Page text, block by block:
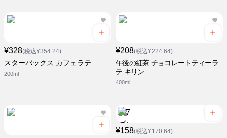
¥328(税込¥354.24)
スターバックス カフェラテ
200ml
¥208(税込¥224.64)
午後の紅茶 チョコレートティーラ
テ キリン
400ml
¥158(税込¥170.64)